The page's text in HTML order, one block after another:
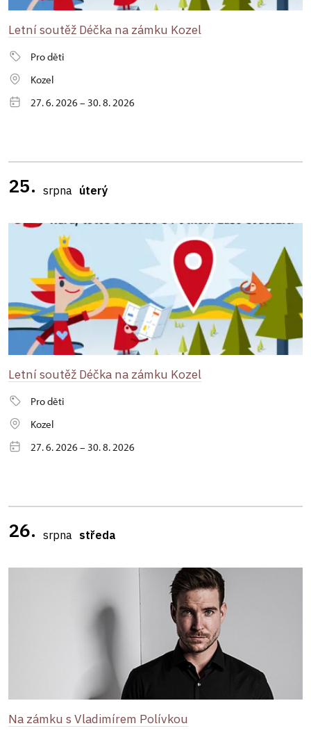
Letní soutěž Déčka na zámku Kozel
Pro děti
Kozel
27. 6. 2026 – 30. 8. 2026
25. srpna úterý
Letní soutěž Déčka na zámku Kozel
Pro děti
Kozel
27. 6. 2026 – 30. 8. 2026
26. srpna středa
Na zámku s Vladimírem Polívkou